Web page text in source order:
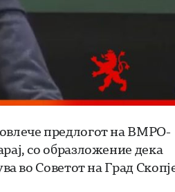
предлогот на ВМРО-
со образложение дека
во Советот на Град